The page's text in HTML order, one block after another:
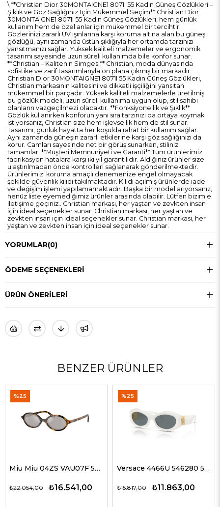
\ **Christian Dior 30MONTAIGNE1 8071I 55 Kadın Güneş Gözlükleri –
Şıklık ve Göz Sağlığınız İçin Mükemmel Seçim** Christian Dior
30MONTAIGNE1 8071I 55 Kadın Güneş Gözlükleri, hem günlük
kullanım hem de özel anlar için mükemmel bir tercihtir.
Gözlerinizi zararlı UV ışınlarına karşı koruma altına alan bu güneş
gözlüğü, aynı zamanda üstün şıklığıyla her ortamda tarzınızı
yansıtmanızı sağlar. Yüksek kaliteli malzemeler ve ergonomik
tasarımı sayesinde uzun süreli kullanımda bile konfor sunar.
**Christian – Kalitenin Simgesi** Christian, moda dünyasında
sofistike ve zarif tasarımlarıyla ön plana çıkmış bir markadır.
Christian Dior 30MONTAIGNE1 8071I 55 Kadın Güneş Gözlükleri,
Christian markasının kalitesini ve dikkatli işçiliğini yansıtan
mükemmel bir parçadır. Yüksek kaliteli malzemelerle üretilmiş
bu gözlük modeli, uzun süreli kullanıma uygun olup, stil sahibi
olanların vazgeçilmezi olacaktır. **Fonksiyonellik ve Şıklık**
Gözlük kullanırken konforun yanı sıra tarzınızı da ortaya koymak
istiyorsanız, Christian size hem işlevsellik hem de stil sunar.
Tasarımı, günlük hayatta her koşulda rahat bir kullanım sağlar.
Aynı zamanda güneşin zararlı etkilerine karşı göz sağlığınızı da
korur. Camları sayesinde net bir görüş sunarken, stilinizi
tamamlar. **Müşteri Memnuniyeti ve Garanti** Tüm ürünlerimiz
fabrikasyon hatalara karşı iki yıl garantilidir. Aldığınız ürünler size
ulaştırılmadan önce kontrolleri sağlanarak gönderilmektedir.
Ürünlerimizi koruma amaçlı denemenize engel olmayacak
şekilde güvenlik kilidi takılmaktadır. Kilidi açılmış ürünlerde iade
ve değişim işlemi yapılamamaktadır. Başka bir model arıyorsanız,
henüz listeleyemediğimiz ürünler arasında olabilir. Lütfen bizimle
iletişime geçiniz.. Christian markası, her yaştan ve zevkten insan
için ideal seçenekler sunar. Christian markası, her yaştan ve
zevkten insan için ideal seçenekler sunar. Christian markası, her
yaştan ve zevkten insan için ideal seçenekler sunar.
YORUMLAR(0)
ÖDEME SEÇENEKLERI
ÜRÜN ÖNERILERI
BENZER ÜRÜNLER
Miu Miu 04ZS VAU07F 50 Kadın Güneş Gözlükleri
₺16.541,00
₺22.054,00
%25
Versace 4466U 546280 54 G Kadın Güneş Gözlükleri
₺11.863,00
₺15.817,00
%25